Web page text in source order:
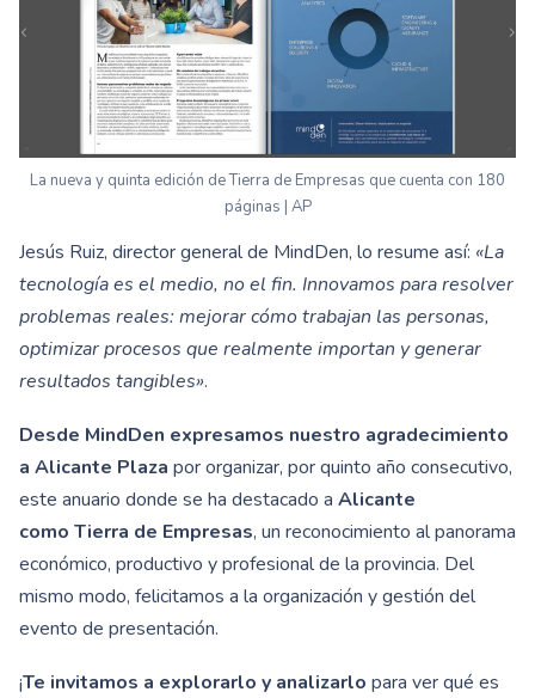
La nueva y quinta edición de Tierra de Empresas que cuenta con 180
páginas | AP
Jesús Ruiz, director general de MindDen, lo resume así: «La
tecnología es el medio, no el fin. Innovamos para resolver
problemas reales: mejorar cómo trabajan las personas,
optimizar procesos que realmente importan y generar
resultados tangibles».
Desde MindDen expresamos nuestro agradecimiento
a Alicante Plaza por organizar, por quinto año consecutivo,
este anuario donde se ha destacado a Alicante
como Tierra de Empresas, un reconocimiento al panorama
económico, productivo y profesional de la provincia. Del
mismo modo, felicitamos a la organización y gestión del
evento de presentación.
¡Te invitamos a explorarlo y analizarlo para ver qué es